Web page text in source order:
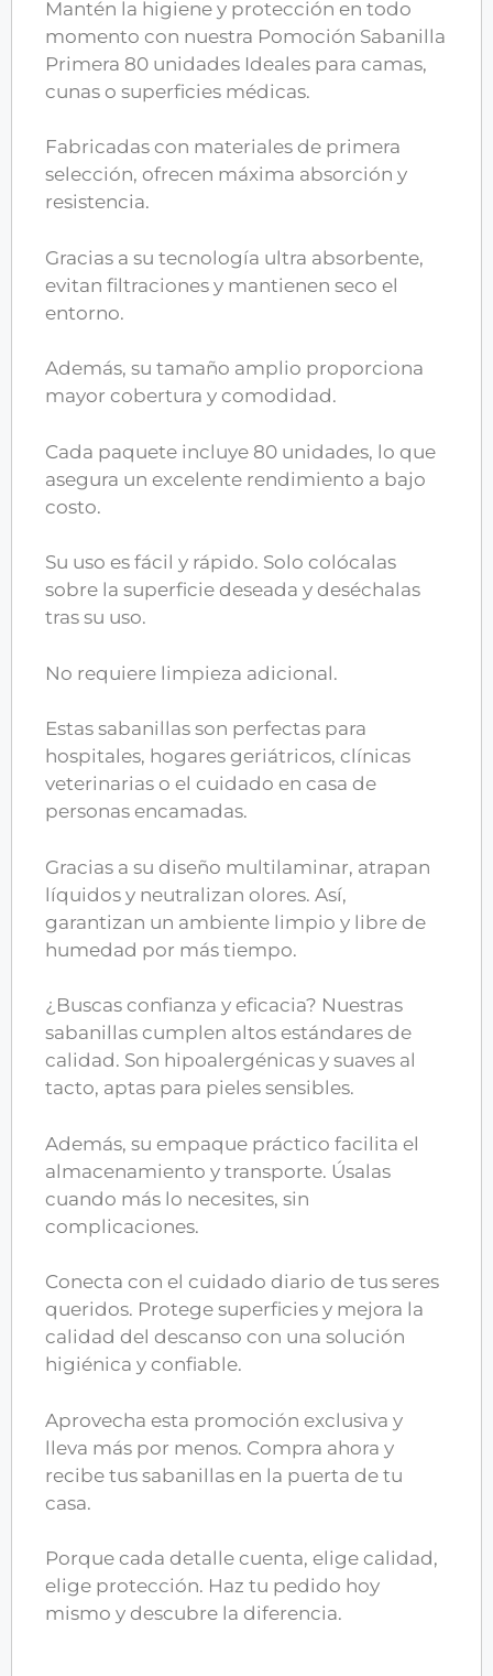
Mantén la higiene y protección en todo
momento con nuestra Pomoción Sabanilla
Primera 80 unidades Ideales para camas,
cunas o superficies médicas.
Fabricadas con materiales de primera
selección, ofrecen máxima absorción y
resistencia.
Gracias a su tecnología ultra absorbente,
evitan filtraciones y mantienen seco el
entorno.
Además, su tamaño amplio proporciona
mayor cobertura y comodidad.
Cada paquete incluye 80 unidades, lo que
asegura un excelente rendimiento a bajo
costo.
Su uso es fácil y rápido. Solo colócalas
sobre la superficie deseada y deséchalas
tras su uso.
No requiere limpieza adicional.
Estas sabanillas son perfectas para
hospitales, hogares geriátricos, clínicas
veterinarias o el cuidado en casa de
personas encamadas.
Gracias a su diseño multilaminar, atrapan
líquidos y neutralizan olores. Así,
garantizan un ambiente limpio y libre de
humedad por más tiempo.
¿Buscas confianza y eficacia? Nuestras
sabanillas cumplen altos estándares de
calidad. Son hipoalergénicas y suaves al
tacto, aptas para pieles sensibles.
Además, su empaque práctico facilita el
almacenamiento y transporte. Úsalas
cuando más lo necesites, sin
complicaciones.
Conecta con el cuidado diario de tus seres
queridos. Protege superficies y mejora la
calidad del descanso con una solución
higiénica y confiable.
Aprovecha esta promoción exclusiva y
lleva más por menos. Compra ahora y
recibe tus sabanillas en la puerta de tu
casa.
Porque cada detalle cuenta, elige calidad,
elige protección. Haz tu pedido hoy
mismo y descubre la diferencia.